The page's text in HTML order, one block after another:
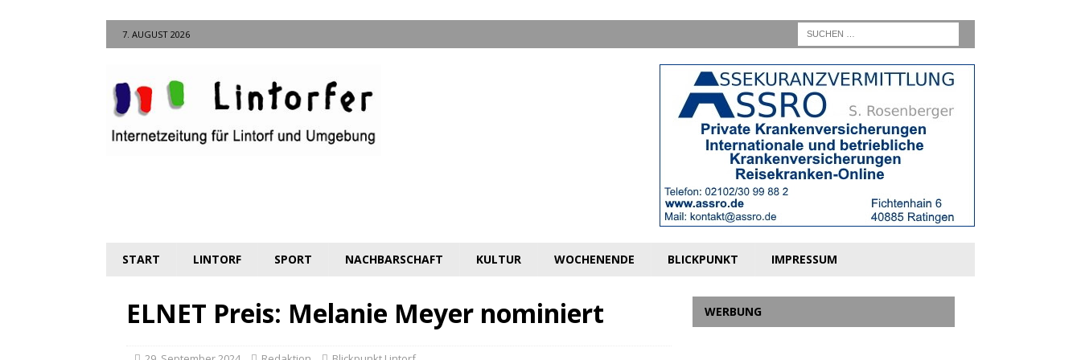
7. AUGUST 2026
START LINTORF SPORT NACHBARSCHAFT KULTUR WOCHENENDE BLICKPUNKT IMPRESSUM
ELNET Preis: Melanie Meyer nominiert WERBUNG